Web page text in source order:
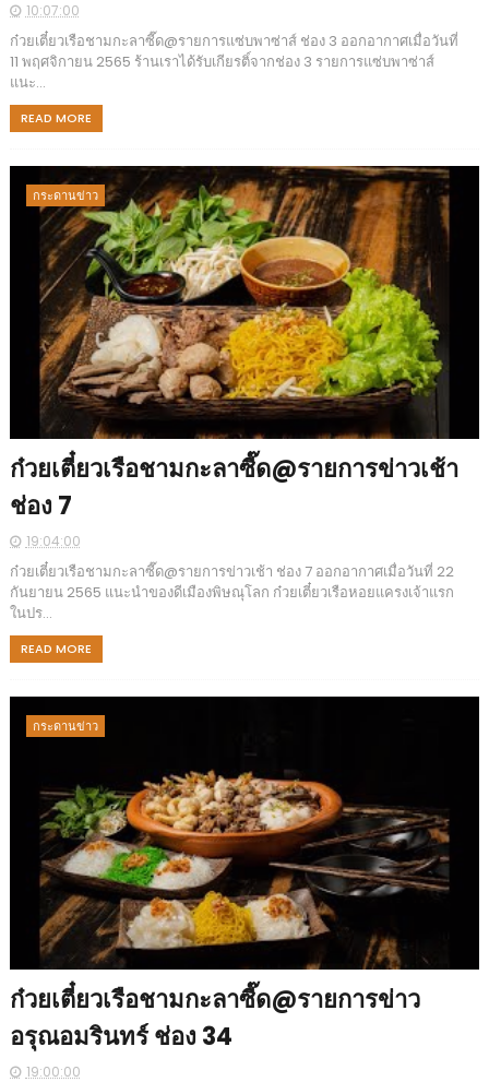
10:07:00
ก๋วยเตี๋ยวเรือชามกะลาซี๊ด@รายการแซ่บพาซ่าส์ ช่อง 3 ออกอากาศเมื่อวันที่
11 พฤศจิกายน 2565 ร้านเราได้รับเกียรติ์จากช่อง 3 รายการแซ่บพาซ่าส์
แนะ...
READ MORE
กระดานข่าว
ก๋วยเตี๋ยวเรือชามกะลาซี๊ด@รายการข่าวเช้า
ช่อง 7
19:04:00
ก๋วยเตี๋ยวเรือชามกะลาซี๊ด@รายการข่าวเช้า ช่อง 7 ออกอากาศเมื่อวันที่ 22
กันยายน 2565 แนะนำของดีเมืองพิษณุโลก ก๋วยเตี๋ยวเรือหอยแครงเจ้าแรก
ในปร...
READ MORE
กระดานข่าว
ก๋วยเตี๋ยวเรือชามกะลาซี๊ด@รายการข่าว
อรุณอมรินทร์ ช่อง 34
19:00:00